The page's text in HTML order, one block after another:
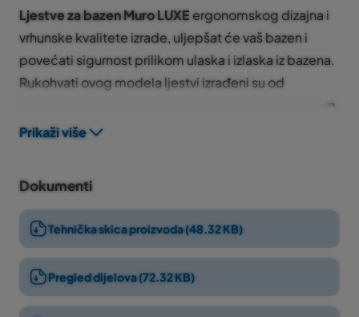
Ljestve za bazenMuro LUXEergonomskog dizajna i
vrhunske kvalitete izrade, uljepšat će vaš bazen i
povećati sigurnost prilikom ulaska i izlaska iz bazena.
Rukohvati ovog modela ljestvi izrađeni su od
poliranih, nehrđajućih čeličnih cijevi promjera 43 mm.
Ljestve su izrađene od
Prikaži više
Dokumenti
Tehnička skica proizvoda (48.32 KB)
Pregled dijelova (72.32 KB)